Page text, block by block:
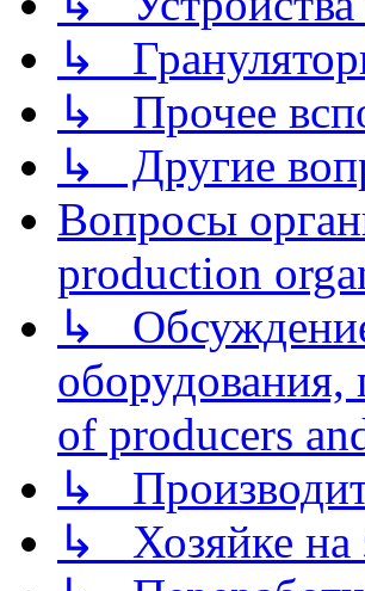
↳
↳ Прочее
↳ Другие
Вопросы
production
↳ Обсуждение
of producers
↳
↳ Хозяйке на